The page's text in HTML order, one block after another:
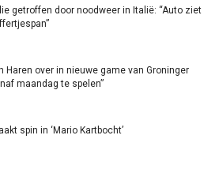
getroffen door noodweer in Italië: “Auto ziet
Haren over in nieuwe game van Groninger
maandag te spelen”
spin in ‘Mario Kartbocht’